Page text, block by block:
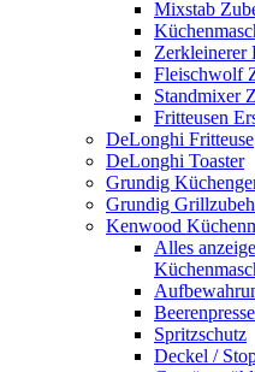
Mixstab
Zerkleinerer
Fleischwolf
Standmixer
Fritteusen
DeLonghi Fritteuse
DeLonghi Toaster
Grundig
Grundig
Kenwood
Alles
Spritzschutz
Deckel /